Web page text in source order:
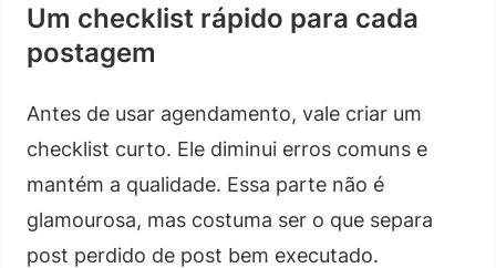
Um checklist rápido para cada
postagem
Antes de usar agendamento, vale criar um
checklist curto. Ele diminui erros comuns e
mantém a qualidade. Essa parte não é
glamourosa, mas costuma ser o que separa
post perdido de post bem executado.